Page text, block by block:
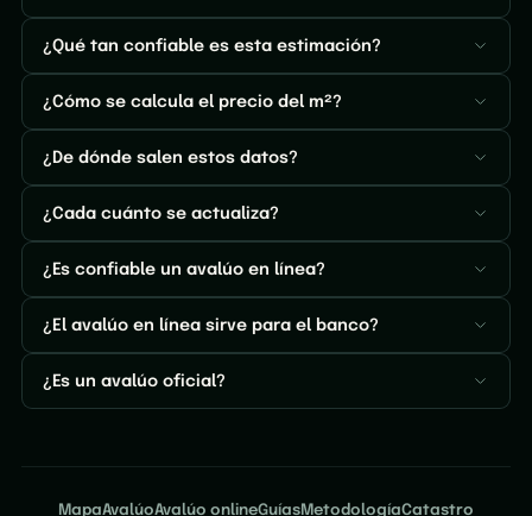
¿Qué tan confiable es esta estimación?
¿Cómo se calcula el precio del m²?
¿De dónde salen estos datos?
¿Cada cuánto se actualiza?
¿Es confiable un avalúo en línea?
¿El avalúo en línea sirve para el banco?
¿Es un avalúo oficial?
MapaAvalúoAvalúo onlineGuíasMetodologíaCatastro